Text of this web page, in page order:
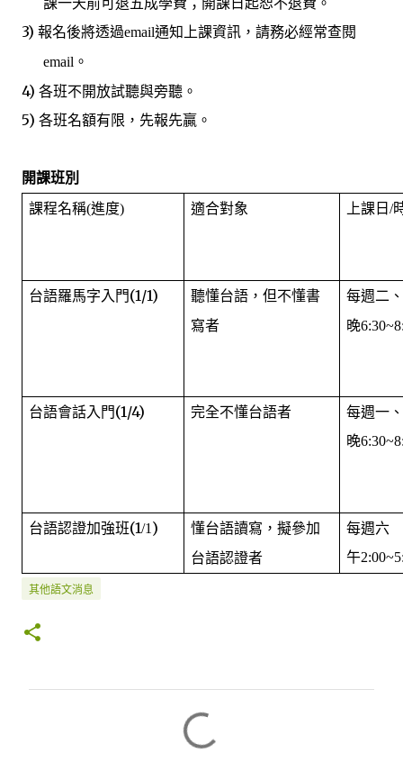
3) 報名後將透過email通知上課資訊，請務必經常查閱
email 。
4) 各班不開放試聽與旁聽。
5) 各班名額有限，先報先贏。
開課班別
課程名稱(進度) 適合對象 上課日/
台語羅馬字入門(1/1) 聽懂台語，但不懂書
寫者
每週二
晚
台語會話入門(1/4) 完全不懂台語者
每週一
晚
台語認證加強班(1/1 )
懂台語讀寫，擬參加
台語認證者
每週六
午
其他語文消息